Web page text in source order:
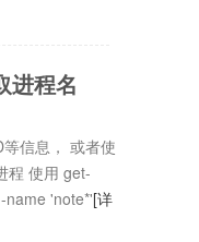
进程名
信息， 或者使
程 使用 get-
name 'note*'[详